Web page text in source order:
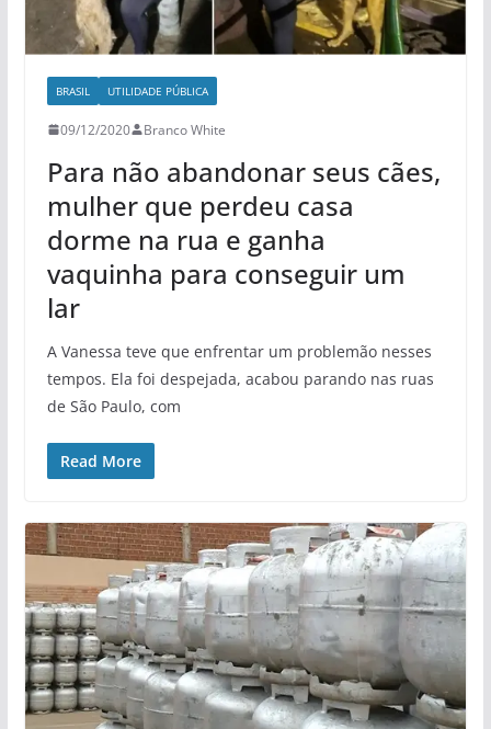
BRASIL UTILIDADE PÚBLICA
09/12/2020 Branco White
Para não abandonar seus cães,
mulher que perdeu casa
dorme na rua e ganha
vaquinha para conseguir um
lar
A Vanessa teve que enfrentar um problemão nesses
tempos. Ela foi despejada, acabou parando nas ruas
de São Paulo, com
Read More